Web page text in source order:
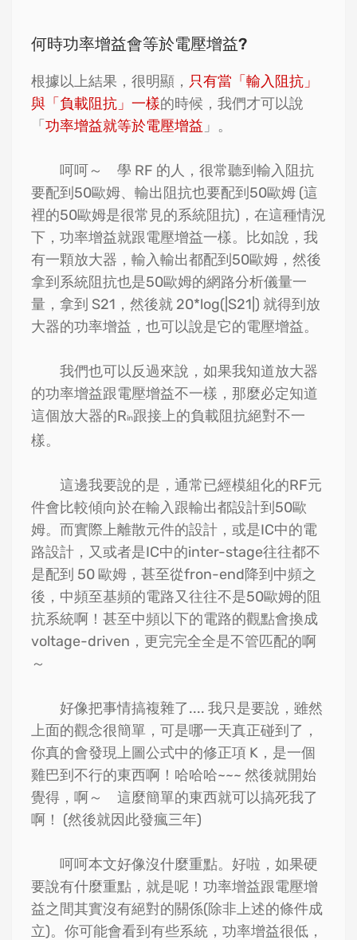
何時功率增益會等於電壓增益?
根據以上結果，很明顯， 只有當「輸入阻抗」
與「負載阻抗」一樣的時候，我們才可以說
「功率增益就等於電壓增益 」。
呵呵～ 學 RF 的人，很常聽到輸入阻抗
要配到50歐姆、輸出阻抗也要配到50歐姆 (這
裡的50歐姆是很常見的系統阻抗)，在這種情況
下，功率增益就跟電壓增益一樣。比如說，我
有一顆放大器，輸入輸出都配到50歐姆，然後
拿到系統阻抗也是50歐姆的網路分析儀量一
量，拿到 S21，然後就 20*log(|S21|) 就得到放
大器的功率增益，也可以說是它的電壓增益。
我們也可以反過來說，如果我知道放大器
的功率增益跟電壓增益不一樣，那麼必定知道
這個放大器的Rin跟接上的負載阻抗絕對不一
樣。
這邊我要說的是，通常已經模組化的RF元
件會比較傾向於在輸入跟輸出都設計到50歐
姆。而實際上離散元件的設計，或是IC中的電
路設計，又或者是IC中的inter-stage往往都不
是配到 50 歐姆，甚至從fron-end降到中頻之
後，中頻至基頻的電路又往往不是50歐姆的阻
抗系統啊！甚至中頻以下的電路的觀點會換成
voltage-driven，更完完全全是不管匹配的啊
～
好像把事情搞複雜了.... 我只是要說，雖然
上面的觀念很簡單，可是哪一天真正碰到了，
你真的會發現上圖公式中的修正項 K，是一個
雞巴到不行的東西啊！哈哈哈~~~ 然後就開始
覺得，啊～ 這麼簡單的東西就可以搞死我了
啊！ (然後就因此發瘋三年)
呵呵本文好像沒什麼重點。好啦，如果硬
要說有什麼重點，就是呢！功率增益跟電壓增
益之間其實沒有絕對的關係(除非上述的條件成
立)。你可能會看到有些系統，功率增益很低，